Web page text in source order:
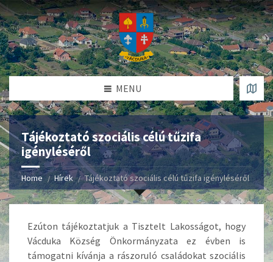
MENU
Tájékoztató szociális célú tűzifa
igényléséről
Home Hírek Tájékoztató szociális célú tűzifa igényléséről
Ezúton tájékoztatjuk a Tisztelt Lakosságot, hogy
Vácduka Község Önkormányzata ez évben is
támogatni kívánja a rászoruló családokat szociális